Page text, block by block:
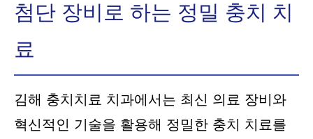
첨단 장비로 하는 정밀 충치 치
료
김해 충치치료 치과에서는 최신 의료 장비와
혁신적인 기술을 활용해 정밀한 충치 치료를